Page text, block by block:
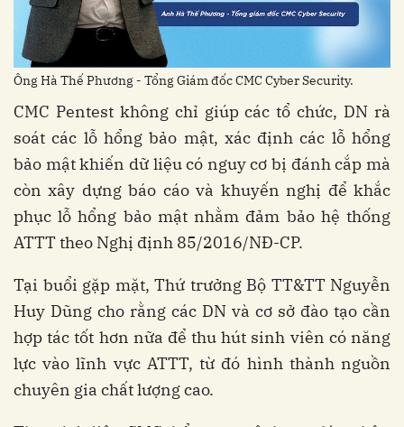
Ông Hà Thế Phương - Tổng Giám đốc CMC Cyber Security.
CMC Pentest không chỉ giúp các tổ chức, DN rà
soát các lỗ hổng bảo mật, xác định các lỗ hổng
bảo mật khiến dữ liệu có nguy cơ bị đánh cắp mà
còn xây dựng báo cáo và khuyến nghị để khắc
phục lỗ hổng bảo mật nhằm đảm bảo hệ thống
ATTT theo Nghị định 85/2016/NĐ-CP.
Tại buổi gặp mặt, Thứ trưởng Bộ TT&TT Nguyễn
Huy Dũng cho rằng các DN và cơ sở đào tạo cần
hợp tác tốt hơn nữa để thu hút sinh viên có năng
lực vào lĩnh vực ATTT, từ đó hình thành nguồn
chuyên gia chất lượng cao.